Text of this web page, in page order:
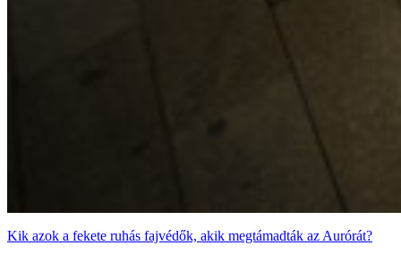
Kik azok a fekete ruhás fajvédők, akik megtámadták az Aurórát?